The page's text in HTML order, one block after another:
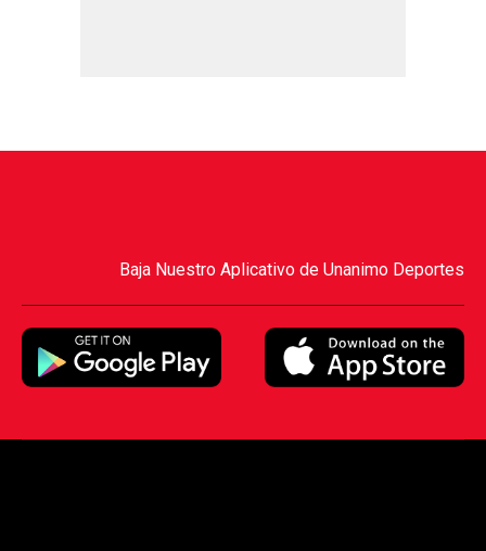
Baja Nuestro Aplicativo de Unanimo Deportes